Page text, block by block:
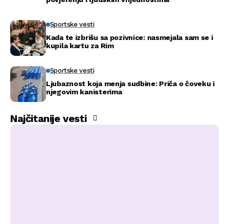
Sportske vesti
Kada te izbrišu sa pozivnice: nasmejala sam se i
kupila kartu za Rim
Sportske vesti
Ljubaznost koja menja sudbine: Priča o čoveku i
njegovim kanisterima
Najčitanije vesti